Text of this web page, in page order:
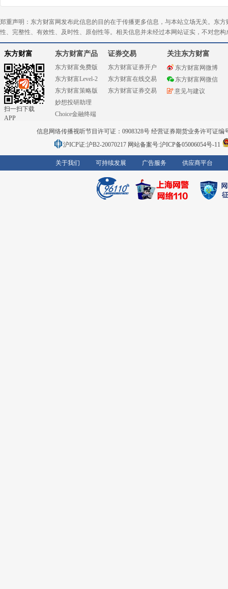
郑重声明：东方财富网发布此信息的目的在于传播更多信息，与本站立场无关。东
性、完整性、有效性、及时性、原创性等。相关信息并未经过本网站证实，不对您
东方财富
扫一扫下载
APP
东方财富产品
东方财富免费版
东方财富Level-2
东方财富策略版
妙想投研助理
Choice金融终端
证券交易
东方财富证券开户
东方财富在线交易
东方财富证券交易
关注东方财富
东方财富网微博
东方财富网微信
意见与建议
信息网络传播视听节目许可证：0908328号 经营证券期货业务许可证编
沪ICP证:沪B2-20070217 网站备案号:沪ICP备05006054号-11
关于我们 可持续发展 广告服务 供应商平台